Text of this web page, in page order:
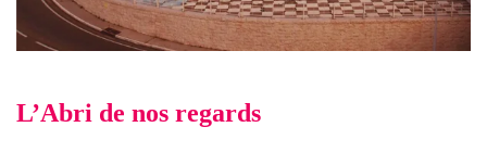
L’Abri de nos regards